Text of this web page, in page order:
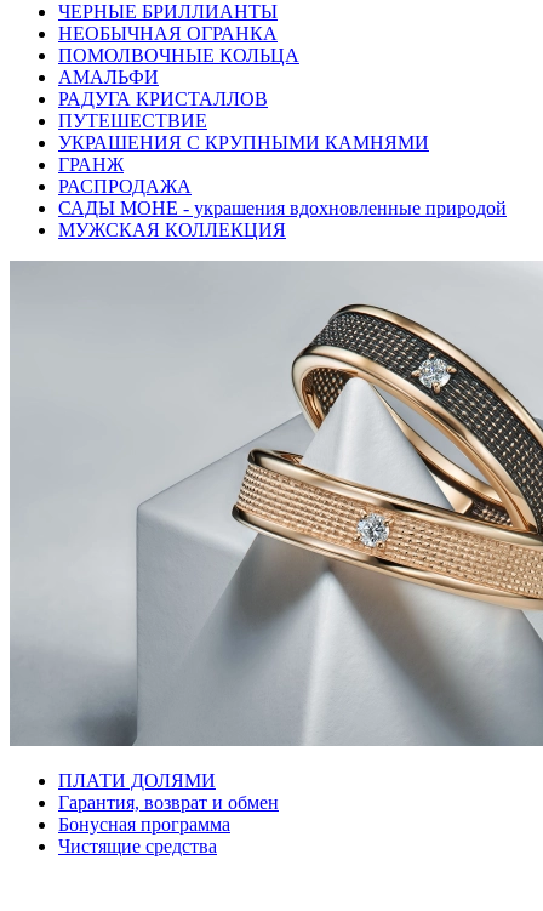
ЧЕРНЫЕ БРИЛЛИАНТЫ
НЕОБЫЧНАЯ ОГРАНКА
ПОМОЛВОЧНЫЕ КОЛЬЦА
АМАЛЬФИ
РАДУГА КРИСТАЛЛОВ
ПУТЕШЕСТВИЕ
УКРАШЕНИЯ С КРУПНЫМИ КАМНЯМИ
ГРАНЖ
РАСПРОДАЖА
САДЫ МОНЕ - украшения вдохновленные природой
МУЖСКАЯ КОЛЛЕКЦИЯ
ПЛАТИ ДОЛЯМИ
Гарантия, возврат и обмен
Бонусная программа
Чистящие средства